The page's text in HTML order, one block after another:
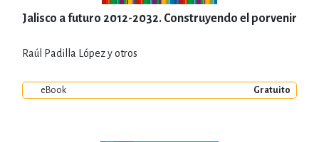
Jalisco a futuro 2012-2032. Construyendo el porvenir
Raúl Padilla López y otros
eBook Gratuito